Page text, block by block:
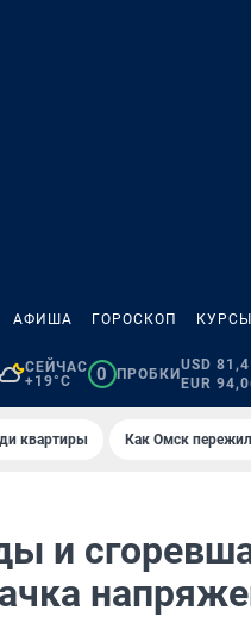
АФИША ГОРОСКОП
СЕЙЧАС
+19°C
0 ПРОБКИ
USD
EUR
квартиры Как Омск
и